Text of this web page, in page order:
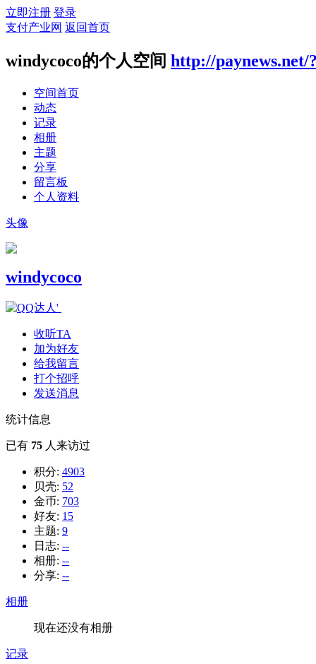
立即注册 登录
支付产业网 返回首页
windycoco的个人空间 http://paynews.net/
空间首页
动态
记录
相册
主题
分享
留言板
个人资料
头像
windycoco
收听TA
加为好友
给我留言
打个招呼
发送消息
统计信息
已有 75 人来访过
积分: 4903
贝壳: 52
金币: 703
好友: 15
主题: 9
日志: --
相册: --
分享: --
相册
现在还没有相册
记录